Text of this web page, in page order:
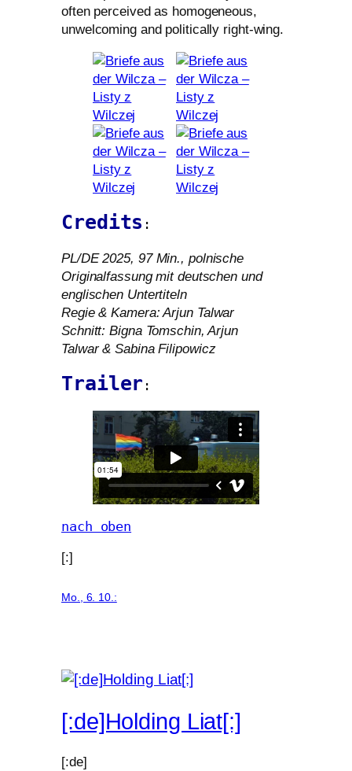
often per­cei­ved as homo­ge­neous,
unwel­co­ming and poli­ti­cal­ly right-wing.
Credits :
PL/DE2025, 97 Min., pol­ni­sche
Originalfassung mit deut­schen und
eng­li­schen Untertiteln
Regie& Kamera: Arjun Talwar
Schnitt: Bigna Tomschin, Arjun
Talwar& Sabina Filipowicz
Trailer :
nach oben
[:]
Mo., 6. 10.:
[:de]Holding Liat[:]
[:de]